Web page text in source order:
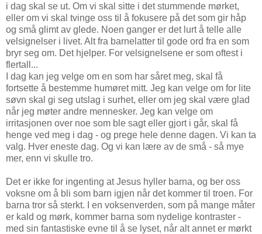
i dag skal se ut. Om vi skal sitte i det stummende mørket,
eller om vi skal tvinge oss til å fokusere på det som gir håp
og små glimt av glede. Noen ganger er det lurt å telle alle
velsignelser i livet. Alt fra barnelatter til gode ord fra en som
bryr seg om. Det hjelper. For velsignelsene er som oftest i
flertall...
I dag kan jeg velge om en som har såret meg, skal få
fortsette å bestemme humøret mitt. Jeg kan velge om for lite
søvn skal gi seg utslag i surhet, eller om jeg skal være glad
når jeg møter andre mennesker. Jeg kan velge om
irritasjonen over noe som ble sagt eller gjort i går, skal få
henge ved meg i dag - og prege hele denne dagen. Vi kan ta
valg. Hver eneste dag. Og vi kan lære av de små - så mye
mer, enn vi skulle tro.
Det er ikke for ingenting at Jesus hyller barna, og ber oss
voksne om å bli som barn igjen når det kommer til troen. For
barna tror så sterkt. I en voksenverden, som på mange måter
er kald og mørk, kommer barna som nydelige kontraster -
med sin fantastiske evne til å se lyset, når alt annet er mørkt